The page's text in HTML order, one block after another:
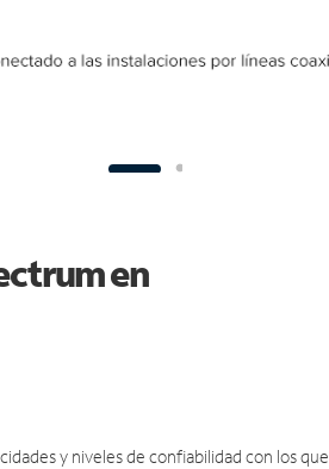
en
y niveles de confiabilidad con los que